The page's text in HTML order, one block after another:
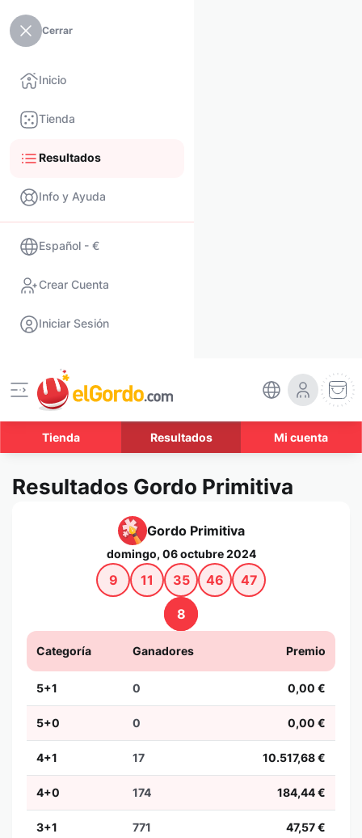
Cerrar
Inicio
Tienda
Resultados
Info y Ayuda
Español - €
Crear Cuenta
Iniciar Sesión
Tienda Resultados Mi cuenta
Resultados Gordo Primitiva
Gordo Primitiva
domingo, 06 octubre 2024
9 11 35 46 47
8
Categoría Ganadores Premio
5+1 0 0,00 €
5+0 0 0,00 €
4+1 17 10.517,68 €
4+0 174 184,44 €
3+1 771 47,57 €